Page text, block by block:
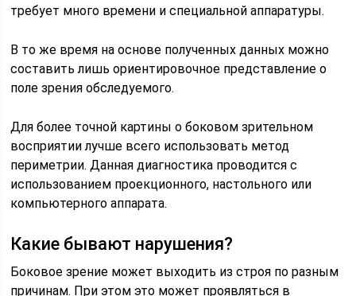
требует много времени и специальной аппаратуры.
В то же время на основе полученных данных можно
составить лишь ориентировочное представление о
поле зрения обследуемого.
Для более точной картины о боковом зрительном
восприятии лучше всего использовать метод
периметрии. Данная диагностика проводится с
использованием проекционного, настольного или
компьютерного аппарата.
Какие бывают нарушения?
Боковое зрение может выходить из строя по разным
причинам. При этом это может проявляться в